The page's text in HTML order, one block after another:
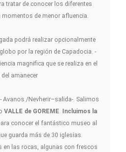
tratar de conocer los diferentes
momentos de menor afluencia.
podrá realizar opcionalmente
por la región de Capadocia. -
magnifica que se realiza en el
amanecer
Avanos /Nevherir–salida-. Salimos
VALLE de GOREME. Incluimos la
conocer el fantástico museo al
guarda más de 30 iglesias
en las rocas, algunas con frescos